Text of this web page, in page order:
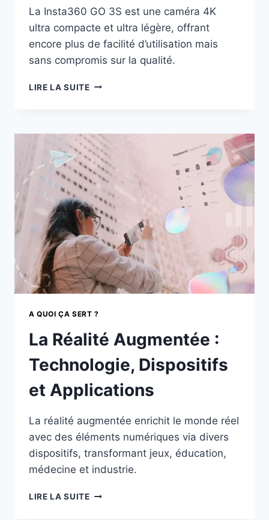
La Insta360 GO 3S est une caméra 4K
ultra compacte et ultra légère, offrant
encore plus de facilité d’utilisation mais
sans compromis sur la qualité.
LIRE LA SUITEINSTA360
LA
PETITE
CAMÉRA
4K
QUI
FAIT
DES
MERVEILLES
A QUOI ÇA SERT ?
La Réalité Augmentée :
Technologie, Dispositifs
et Applications
La réalité augmentée enrichit le monde réel
avec des éléments numériques via divers
dispositifs, transformant jeux, éducation,
médecine et industrie.
LIRE LA SUITELA